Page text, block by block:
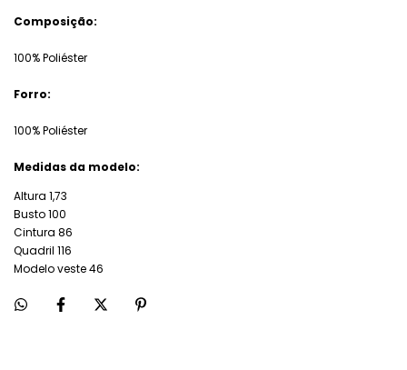
Composição:
100% Poliéster
Forro:
100% Poliéster
Medidas da modelo:
Altura 1,73
Busto 100
Cintura 86
Quadril 116
Modelo veste 46